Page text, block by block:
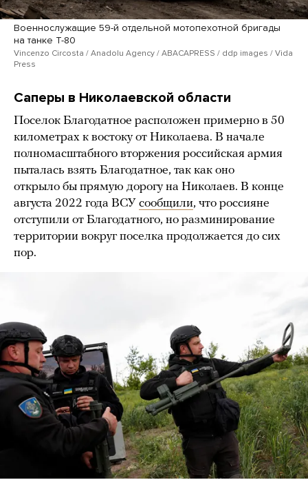
Военнослужащие 59-й отдельной мотопехотной бригады
на танке Т-80
Vincenzo Circosta / Anadolu Agency / ABACAPRESS / ddp images / Vida
Press
Саперы в Николаевской области
Поселок Благодатное расположен примерно в 50
километрах к востоку от Николаева. В начале
полномасштабного вторжения российская армия
пыталась взять Благодатное, так как оно
открыло бы прямую дорогу на Николаев. В конце
августа 2022 года ВСУ сообщили, что россияне
отступили от Благодатного, но разминирование
территории вокруг поселка продолжается до сих
пор.